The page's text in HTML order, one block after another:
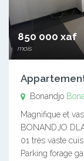
850 000 xaf
mois
Bonandjo
Magnifique et
BONANDJO
01 très vaste
Parking forage